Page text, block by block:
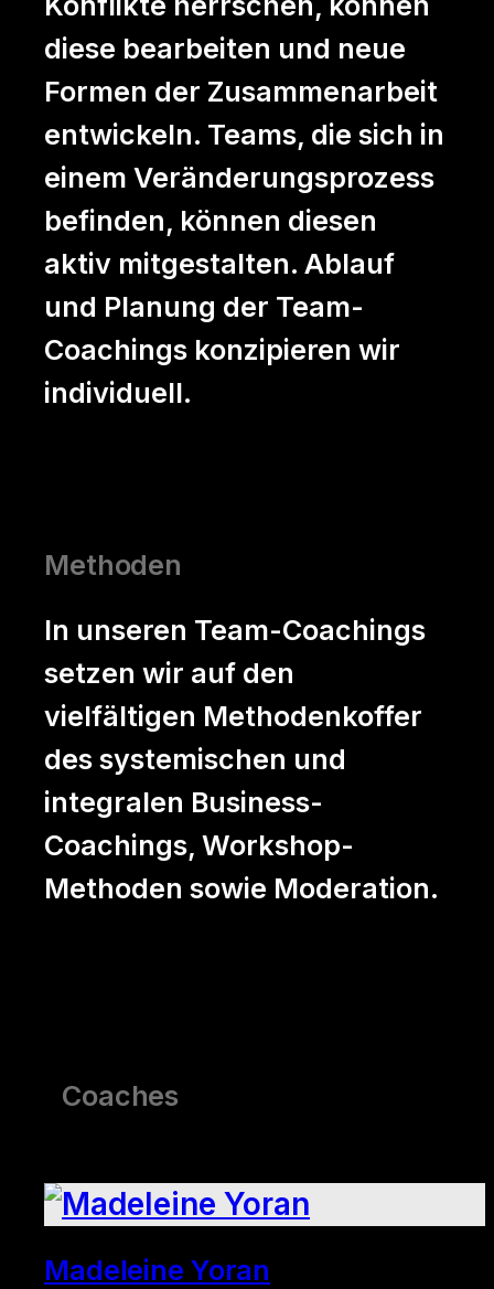
diese bearbeiten und neue
Formen der Zusammenarbeit
entwickeln. Teams, die sich in
einem Veränderungsprozess
befinden, können diesen
aktiv mitgestalten. Ablauf
und Planung der Team-
Coachings konzipieren wir
individuell.
Methoden
In unseren Team-Coachings
setzen wir auf den
vielfältigen Methodenkoffer
des systemischen und
integralen Business-
Coachings, Workshop-
Methoden sowie Moderation.
Coaches
Madeleine Yoran